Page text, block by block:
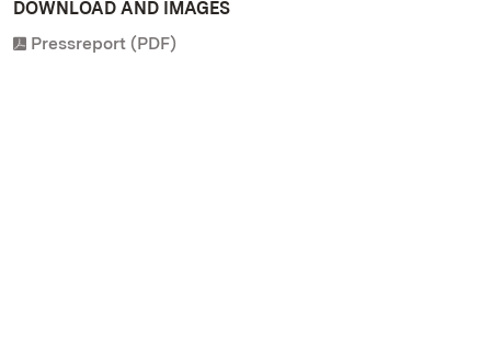
DOWNLOAD AND IMAGES
Pressreport (PDF)